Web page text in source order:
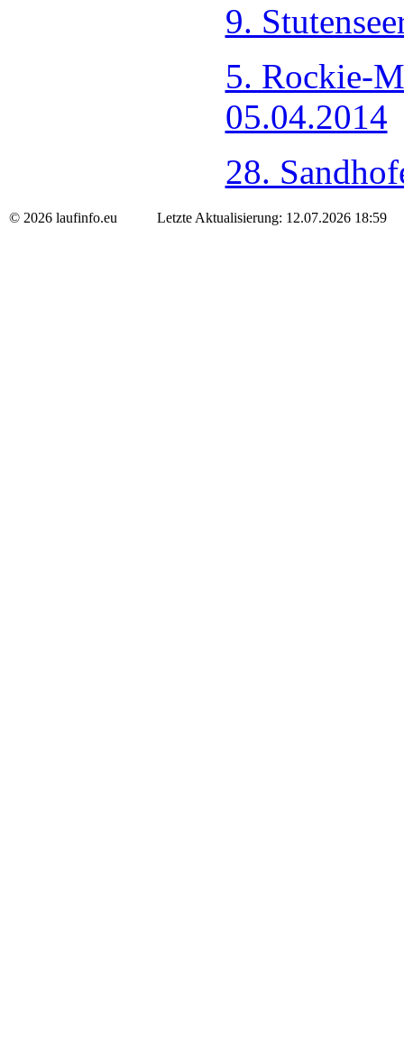
9.
5. Rockie-
05.04.2014
28.
© 2026 laufinfo.eu Letzte Aktualisierung: 12.07.2026